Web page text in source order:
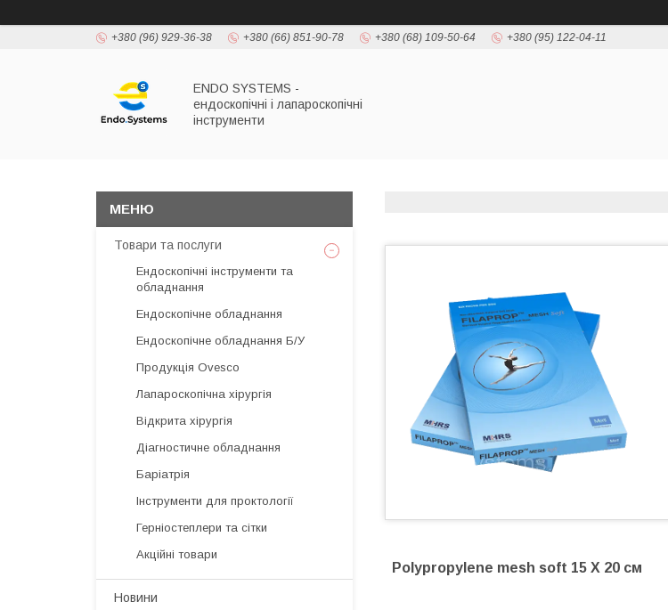
+380 (96) 929-36-38 +380 (66) 851-90-78 +380 (68) 109-50-64 +380 (95) 122-04-11
ENDO SYSTEMS -
ендоскопічні і лапароскопічні
інструменти
Polypropylene mesh soft 15 X 20 cм
Товари та послуги
Ендоскопічні інструменти та
обладнання
Ендоскопічне обладнання
Ендоскопічне обладнання Б/У
Продукція Ovesco
Лапароскопічна хірургія
Відкрита хірургія
Діагностичне обладнання
Баріатрія
Інструменти для проктології
Герніостеплери та сітки
Акційні товари
Новини